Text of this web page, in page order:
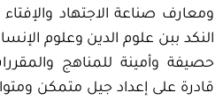
ومعارف صناعة الاجتهاد
النكد ببن علوم الدين وعلوم
حصيفة وأمينة للمناهج
قادرة على إعداد جيل متمكن